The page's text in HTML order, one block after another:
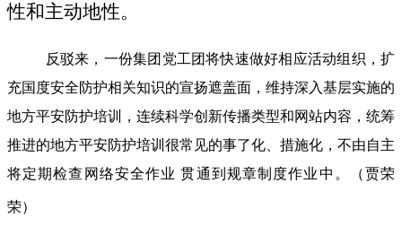
性和主动地性。
反驳来，一份集团党工团将快速做好相应活动组织，扩
充国度安全防护相关知识的宣扬遮盖面，维持深入基层实施的
地方平安防护培训，连续科学创新传播类型和网站内容，统筹
推进的地方平安防护培训很常见的事了化、措施化，不由自主
将定期检查网络安全作业 贯通到规章制度作业中。（贾荣
荣）